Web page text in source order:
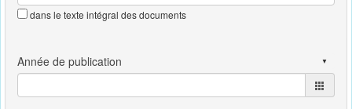
dans le texte intégral des documents